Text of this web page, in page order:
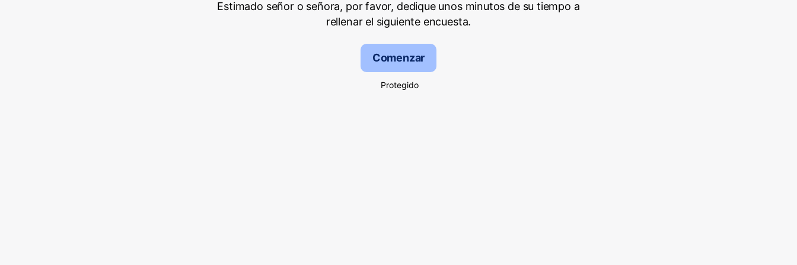
Estimado señor o señora, por favor, dedique unos minutos de su tiempo a
rellenar el siguiente encuesta.
Comenzar
Protegido